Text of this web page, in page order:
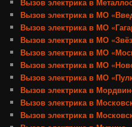
Вызов электрика в МО
Вызов электрика в МО
Вызов электрика в МО
Вызов электрика в МО
Вызов электрика в МО
Вызов электрика в МО
Вызов электрика в
Вызов электрика в
Вызов электрика в